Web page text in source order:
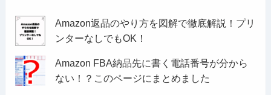
Amazon返品のやり方を図解で徹底解説！プリ
ンターなしでもOK！
Amazon FBA納品先に書く電話番号が分から
ない！？このページにまとめました